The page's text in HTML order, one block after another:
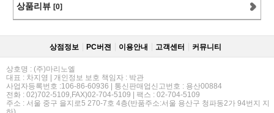
상품리뷰 [0]
상점정보 PC버젼 이용안내 고객센터 커뮤니티
상호명 : (주)마리노엘
대표 : 차지영 | 개인정보 보호 책임자 : 박관
사업자등록번호 :106-86-60936 | 통신판매업신고번호 : 용산00884
전화 : 02)702-5109,FAX)02-704-5109 | 팩스 : 02-704-5109
주소 : 서울 중구 을지로5 270-7호 4층(반품주소:서울 용산구 청파동2가 94번지 지